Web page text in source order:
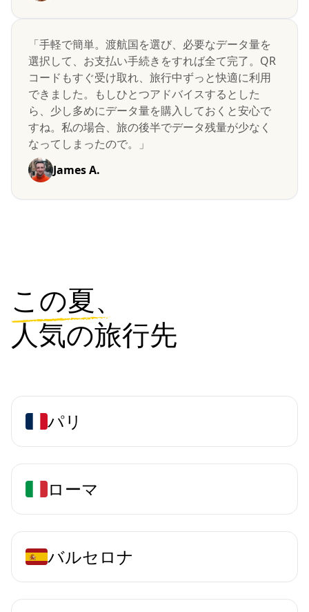
「手軽で簡単。渡航国を選び、必要なデータ量を
選択して、お支払い手続きをすれば全て完了。QR
コードもすぐ受け取れ、旅行中ずっと快適に利用
できました。もしひとつアドバイスするとした
ら、少し多めにデータ量を購入しておくと安心で
すね。私の場合、旅の後半でデータ残量が少なく
なってしまったので。」
James A.
この夏、
人気の旅行先
パリ
ローマ
バルセロナ